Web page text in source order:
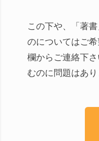
この下や、「著
のについてはご
欄からご連絡下
むのに問題はあり